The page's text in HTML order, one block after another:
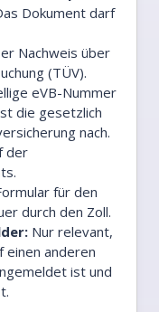
Dokument darf
Nachweis über
(TÜV).
eVB-Nummer
die gesetzlich
nach.
der
für den
durch den Zoll.
Nur relevant,
einen anderen
ist und